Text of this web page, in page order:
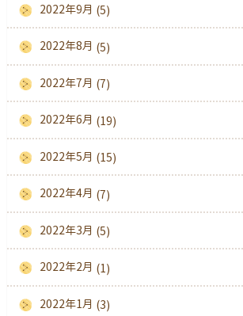
2022年9月 (5)
2022年8月 (5)
2022年7月 (7)
2022年6月 (19)
2022年5月 (15)
2022年4月 (7)
2022年3月 (5)
2022年2月 (1)
2022年1月 (3)